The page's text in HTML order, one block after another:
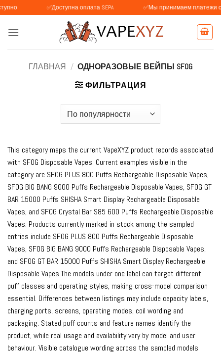
Skip
to
content
✅Доступна оплата SEPA ✅Мы принимаем платежи с BLIK
ГЛАВНАЯ / ОДНОРАЗОВЫЕ ВЕЙПЫ SFOG
ФИЛЬТРАЦИЯ
This category maps the current VapeXYZ product records associated
with SFOG Disposable Vapes. Current examples visible in the
category are SFOG PLUS 800 Puffs Rechargeable Disposable Vapes,
SFOG BIG BANG 9000 Puffs Rechargeable Disposable Vapes, SFOG GT
BAR 15000 Puffs SHISHA Smart Display Rechargeable Disposable
Vapes, and SFOG Crystal Bar S85 600 Puffs Rechargeable Disposable
Vapes. Products currently marked in stock among the sampled
entries include SFOG PLUS 800 Puffs Rechargeable Disposable
Vapes, SFOG BIG BANG 9000 Puffs Rechargeable Disposable Vapes,
and SFOG GT BAR 15000 Puffs SHISHA Smart Display Rechargeable
Disposable Vapes.The models under one label can target different
puff classes and operating styles, making cross-model comparison
essential. Differences between listings may include capacity labels,
charging ports, screens, operating modes, coil wording and
packaging. Stated puff counts and feature names identify the
product, while real usage and availability vary by model and user
behaviour. Visible catalogue wording across the sampled models